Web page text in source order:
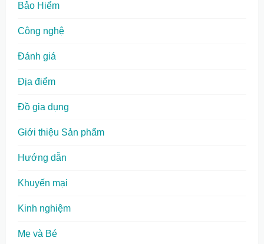
Bảo Hiểm
Công nghệ
Đánh giá
Địa điểm
Đồ gia dụng
Giới thiệu Sản phẩm
Hướng dẫn
Khuyến mại
Kinh nghiệm
Mẹ và Bé